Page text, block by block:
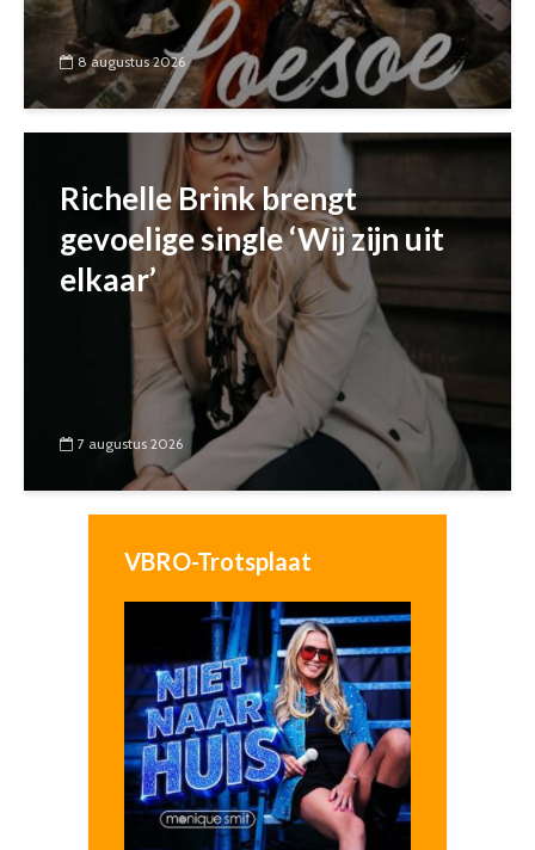
8 augustus 2026
Richelle Brink brengt
gevoelige single ‘Wij zijn uit
elkaar’
7 augustus 2026
VBRO-Trotsplaat